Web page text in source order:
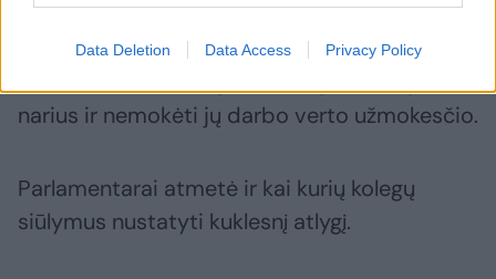
Data Deletion Data Access Privacy Policy
Anot šio Liberalų sąjūdžio frakcijos atstovo,
nusvėrė argumentai, esą kai kurie merai gali
narius ir nemokėti jų darbo verto užmokesčio.
Parlamentarai atmetė ir kai kurių kolegų
siūlymus nustatyti kuklesnį atlygį.